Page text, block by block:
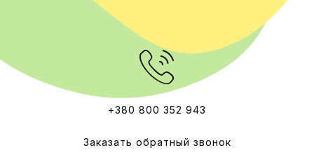
+380 800 352 943
Заказать обратный звонок